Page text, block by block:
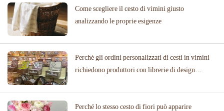
Come scegliere il cesto di vimini giusto
analizzando le proprie esigenze
Perché gli ordini personalizzati di cesti in vimini
richiedono produttori con librerie di design
Perché lo stesso cesto di fiori può apparire